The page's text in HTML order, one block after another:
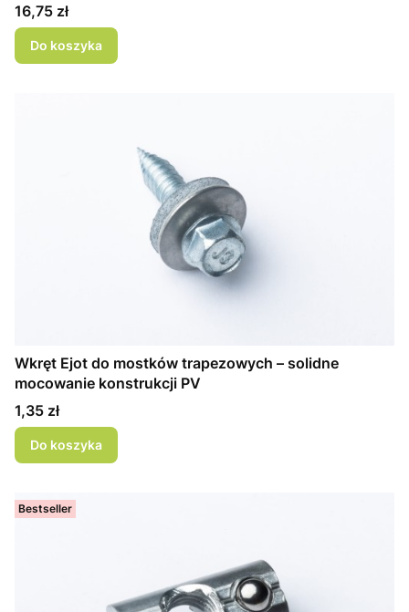
Cena
16,75 zł
Do koszyka
Wkręt Ejot do mostków trapezowych – solidne
mocowanie konstrukcji PV
Cena
1,35 zł
Do koszyka
Bestseller